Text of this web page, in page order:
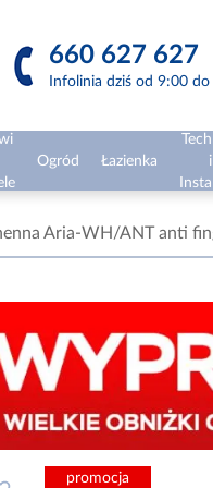
660 627 627
Infolinia dziś od 9:00
Ogród Łazienka
i
Aria-WH/ANT anti
promocja